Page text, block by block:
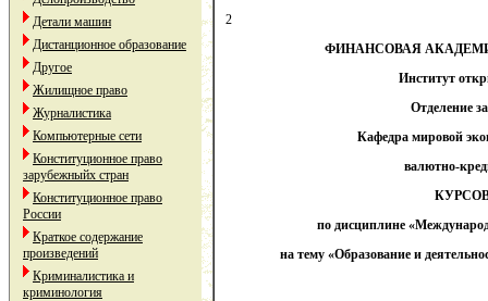
Детали машин
Дистанционное образование
Другое
Жилищное право
Журналистика
Компьютерные сети
Конституционное право
зарубежныйх стран
Конституционное право
России
Краткое содержание
произведений
Криминалистика и
криминология
2
ФИНАНСОВАЯ
Институт
Отделение
Кафедра мировой
валютно-
по дисциплине
на тему «Образование и